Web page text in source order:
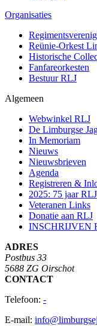
Organisaties
Reünie-Orkest
Historische
Fanfareorkesten
Bestuur RLJ
Algemeen
Webwinkel RLJ
De Limburgse
In Memoriam
Nieuws
Nieuwsbrieven
Agenda
Registreren &
2025: 75 jaar RLJ
Veteranen Links
Donatie aan RLJ
INSCHRIJVEN
ADRES
Postbus 33
5688 ZG Oirschot
CONTACT
Telefoon: -
E-mail: